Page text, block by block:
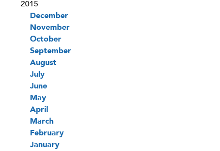
2015
December
November
October
September
August
July
June
May
April
March
February
January